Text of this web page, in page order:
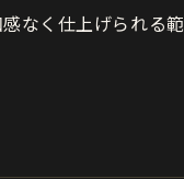
なく仕上げられる範